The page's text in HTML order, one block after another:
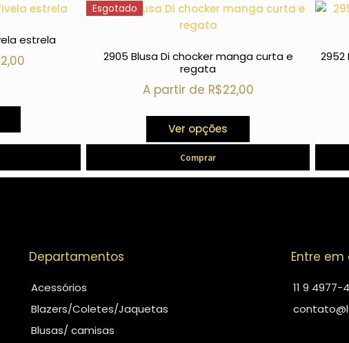
estrela
Esgotado
2905 Blusa Di chocker manga curta e
regata
A partir de R$22,00
Ver opções
Comprar
Departamentos
Acessórios
Blazers/Coletes/Jaquetas
Blusas/ camisas
Entre
11 9 4977-